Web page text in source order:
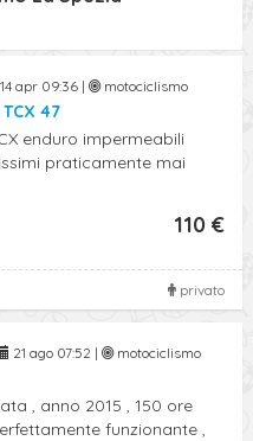
Ricerca Avanzata
14 apr 09:36 | motociclismo
47
enduro impermeabili
praticamente mai
110 €
privato
21 ago 07:52 | motociclismo
, anno 2015 , 150 ore
funzionante ,